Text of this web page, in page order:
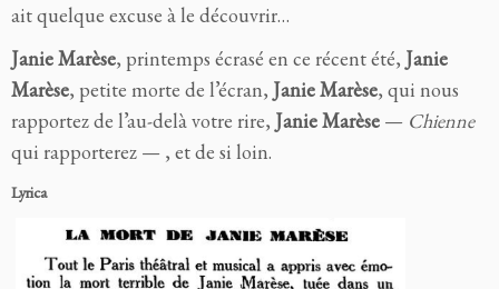
ait quelque excuse à le découvrir…
Janie Marèse, printemps écrasé en ce récent été, Janie
Marèse, petite morte de l’écran, JanieMarèse, qui nous
rapportez de l’au-delà votre rire, JanieMarèse — Chienne
qui rapporterez — , et de si loin.
Lyrica